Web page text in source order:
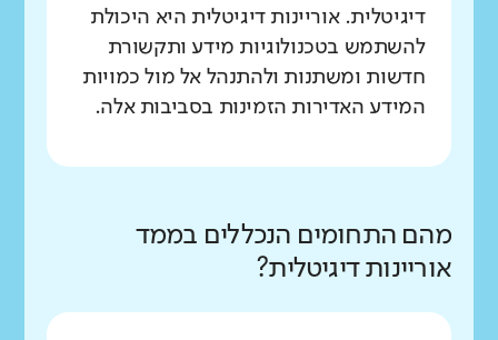
דיגיטלית. אוריינות דיגיטלית היא היכולת
להשתמש בטכנולוגיות מידע ותקשורת
חדשות ומשתנות ולהתנהל אל מול כמויות
המידע האדירות הזמינות בסביבות אלה.
מהם התחומים הנכללים בממד
אוריינות דיגיטלית?